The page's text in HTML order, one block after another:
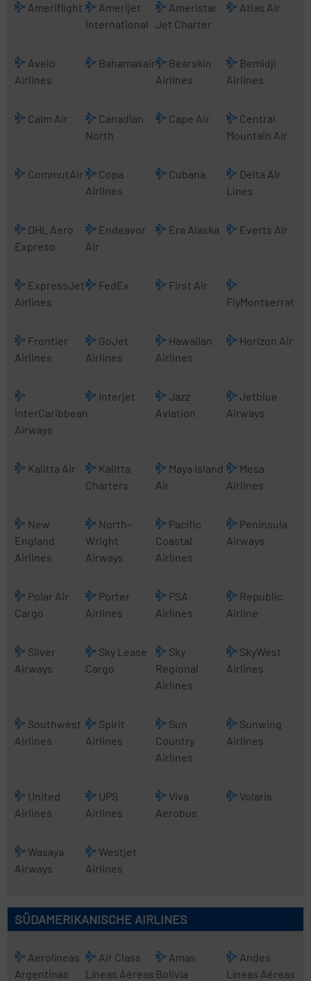
Ameriflight
Amerijet
International
Ameristar
Jet Charter
Atlas Air
Avelo
Airlines
Bahamasair
Bearskin
Airlines
Bemidji
Airlines
Calm Air
Canadian
North
Cape Air
Central
Mountain Air
CommutAir
Copa
Airlines
Cubana
Delta Air
Lines
DHL Aero
Expreso
Endeavor
Air
Era Alaska Everts Air
ExpressJet
Airlines
FedEx
First Air
FlyMontserrat
Frontier
Airlines
GoJet
Airlines
Hawaiian
Airlines
Horizon Air
InterCaribbean
Airways
Interjet
Jazz
Aviation
Jetblue
Airways
Kalitta Air
Kalitta
Charters
Maya Island
Air
Mesa
Airlines
New
England
Airlines
North-
Wright
Airways
Pacific
Coastal
Airlines
Peninsula
Airways
Polar Air
Cargo
Porter
Airlines
PSA
Airlines
Republic
Airline
Silver
Airways
Sky Lease
Cargo
Sky
Regional
Airlines
SkyWest
Airlines
Southwest
Airlines
Spirit
Airlines
Sun
Country
Airlines
Sunwing
Airlines
United
Airlines
UPS
Airlines
Viva
Aerobus
Volaris
Wasaya
Airways
Westjet
Airlines
SÜDAMERIKANISCHE AIRLINES
Aerolíneas
Argentinas
Air Class
Líneas Aéreas
Amas
Bolivia
Andes
Líneas Aéreas